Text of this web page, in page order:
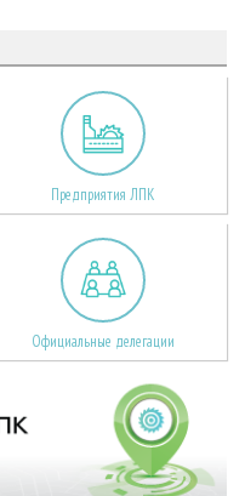
Предприятия ЛПК
Официальные делегации